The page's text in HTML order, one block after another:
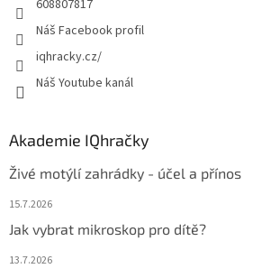
608807817
Náš Facebook profil
iqhracky.cz/
Náš Youtube kanál
Akademie IQhračky
Živé motýlí zahrádky - účel a přínos
15.7.2026
Jak vybrat mikroskop pro dítě?
13.7.2026